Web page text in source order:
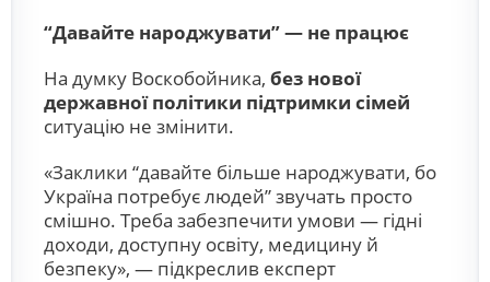
“Давайте народжувати” — не працює
На думку Воскобойника, без нової
державної політики підтримки сімей
ситуацію не змінити.
«Заклики “давайте більше народжувати, бо
Україна потребує людей” звучать просто
смішно. Треба забезпечити умови — гідні
доходи, доступну освіту, медицину й
безпеку», — підкреслив експерт